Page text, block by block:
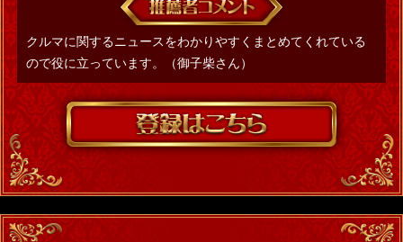
クルマに関するニュースをわかりやすくまとめてくれている
ので役に立っています。（御子柴さん）